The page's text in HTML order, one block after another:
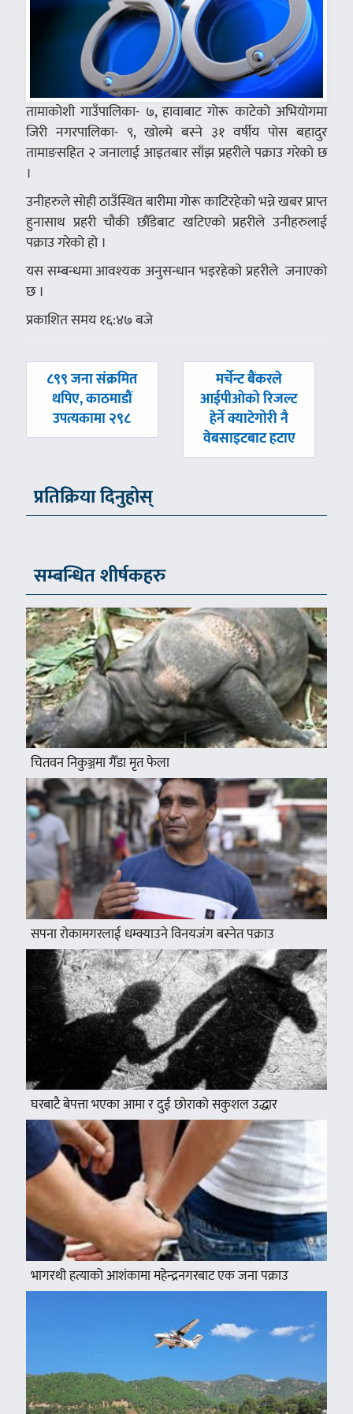
तामाकोशी गाउँपालिका- ७, हावाबाट गोरू काटेको अभियोगमा
जिरी नगरपालिका- ९, खोल्मे बस्ने ३१ वर्षीय पोस बहादुर
तामाङसहित २ जनालाई आइतबार साँझ प्रहरीले पक्राउ गरेको छ
।
उनीहरुले सोही ठाउँस्थित बारीमा गोरू काटिरहेको भन्ने खबर प्राप्त
हुनासाथ प्रहरी चौकी छौँडेबाट खटिएको प्रहरीले उनीहरुलाई
पक्राउ गरेको हो ।
यस सम्बन्धमा आवश्यक अनुसन्धान भइरहेको प्रहरीले जनाएको
छ ।
प्रकाशित समय १६:४७ बजे
पछिल्लाे
८९९ जना संक्रमित
थपिए, काठमाडौं
उपत्यकामा २९८
अघिल्लाे
-
मर्चेन्ट बैंकरले
आईपीओको रिजल्ट
हेर्ने क्याटेगोरी नै
वेबसाइटबाट हटाए
प्रतिक्रिया दिनुहोस्
सम्बन्धित शीर्षकहरु
चितवन निकुञ्जमा गैँडा मृत फेला
सपना रोकामगरलाई धम्क्याउने विनयजंग बस्नेत पक्राउ
घरबाटै बेपत्ता भएका आमा र दुई छोराको सकुशल उद्धार
भागरथी हत्याको आशंकामा महेन्द्रनगरबाट एक जना पक्राउ